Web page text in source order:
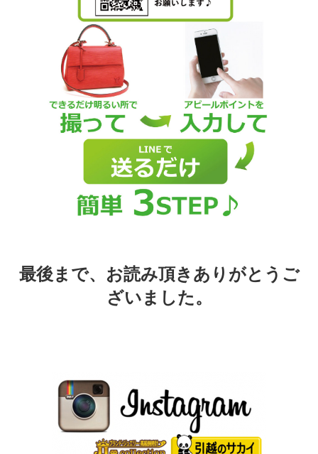
最後まで、お読み頂きありがとうご
ざいました。